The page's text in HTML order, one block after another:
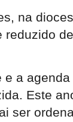
na
a
Este
ser